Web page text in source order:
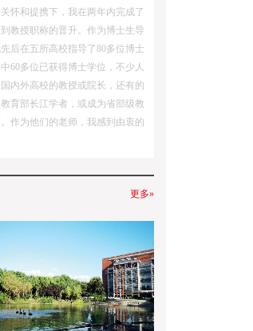
怀和提携下，我在两年内完成了
教授职称的晋升。作为博士生导
后在五所高校指导了80多位博士
60多位已获得博士学位，不少人
内外高校的教授或院长，还有的
育部长江学者，或成为省部级教
作为他们的老师，我感到由衷的
更多»